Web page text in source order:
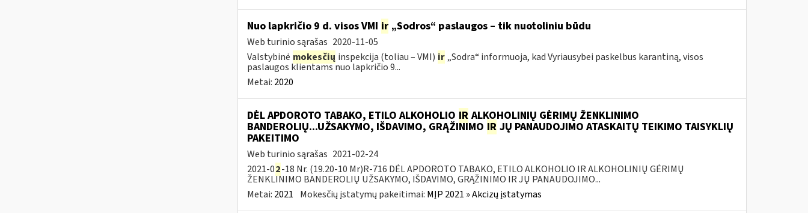
Nuo lapkričio 9 d. visos VMI ir„Sodros“ paslaugos – tik nuotoliniu būdu
Web turinio sąrašas 2020-11-05
Valstybinė mokesčių inspekcija (toliau – VMI) ir „Sodra“ informuoja, kad Vyriausybei paskelbus karantiną, visos
paslaugos klientams nuo lapkričio 9...
Metai: 2020
DĖL APDOROTO TABAKO, ETILO ALKOHOLIO IR ALKOHOLINIŲ GĖRIMŲ ŽENKLINIMO
BANDEROLIŲ...UŽSAKYMO, IŠDAVIMO, GRĄŽINIMO IR JŲ PANAUDOJIMO ATASKAITŲ TEIKIMO TAISYKLIŲ
PAKEITIMO
Web turinio sąrašas 2021-02-24
2021-02-18 Nr. (19.20-10 Mr)R-716 DĖL APDOROTO TABAKO, ETILO ALKOHOLIO IR ALKOHOLINIŲ GĖRIMŲ
ŽENKLINIMO BANDEROLIŲ UŽSAKYMO, IŠDAVIMO, GRĄŽINIMO IR JŲ PANAUDOJIMO...
Metai: 2021 Mokesčių įstatymų pakeitimai: MĮP 2021 » Akcizų įstatymas